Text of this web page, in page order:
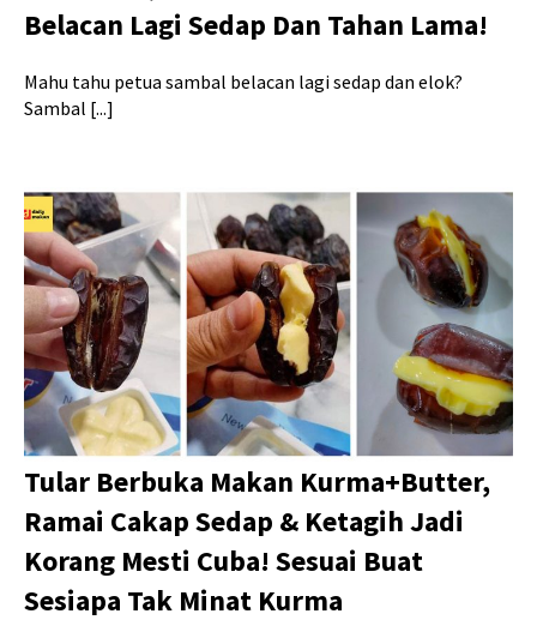
Belacan Lagi Sedap Dan Tahan Lama!
Mahu tahu petua sambal belacan lagi sedap dan elok?
Sambal [...]
Tular Berbuka Makan Kurma+Butter,
Ramai Cakap Sedap & Ketagih Jadi
Korang Mesti Cuba! Sesuai Buat
Sesiapa Tak Minat Kurma